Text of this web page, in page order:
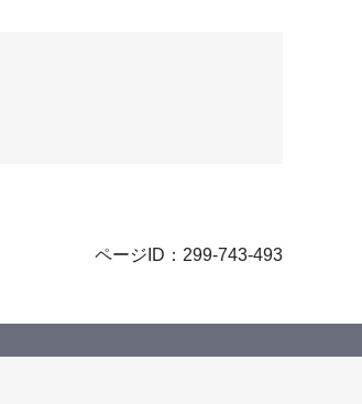
ページID：299-743-493